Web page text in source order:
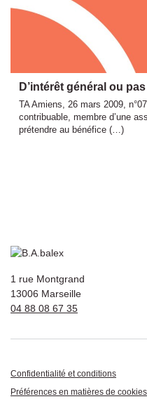
D’intérêt général ou
TA Amiens, 26 mars 2009,
contribuable, membre d’une
prétendre au bénéfice (…)
1 rue Montgrand
13006 Marseille
04 88 08 67 35
Confidentialité et conditions
Préférences en matières de cookies